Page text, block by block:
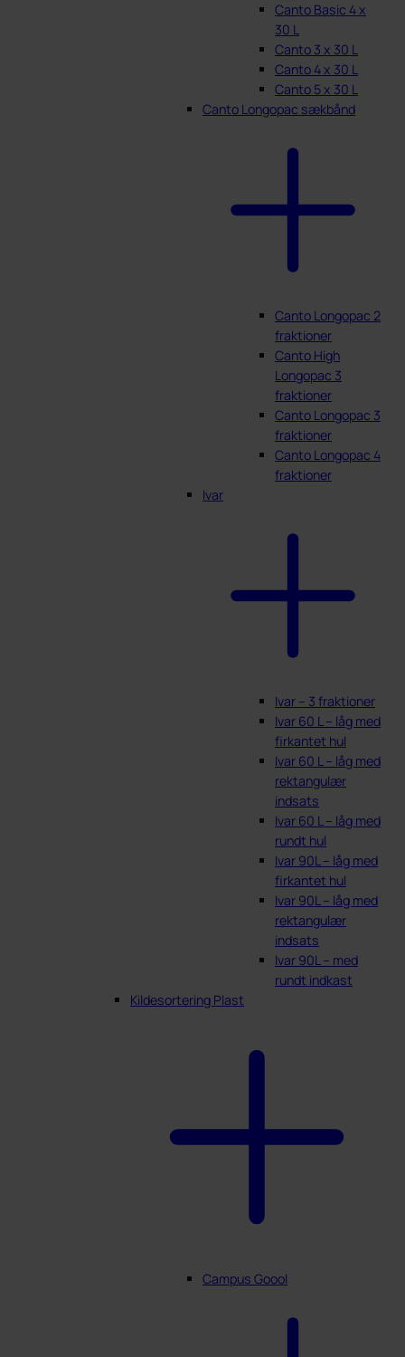
Canto Basic 4 x
30 L
Canto 3 x 30 L
Canto 4 x 30 L
Canto 5 x 30 L
Canto Longopac sækbånd
Canto Longopac 2
fraktioner
Canto High
Longopac 3
fraktioner
Canto Longopac 3
fraktioner
Canto Longopac 4
fraktioner
Ivar
Ivar – 3 fraktioner
Ivar 60 L – låg med
firkantet hul
Ivar 60 L – låg med
rektangulær
indsats
Ivar 60 L – låg med
rundt hul
Ivar 90L – låg med
firkantet hul
Ivar 90L – låg med
rektangulær
indsats
Ivar 90L – med
rundt indkast
Kildesortering Plast
Campus Goool